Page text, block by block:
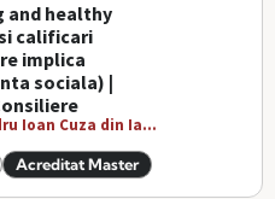
and healthy
calificari
implica
sociala) |
Ioan Cuza din Ia...
Acreditat Master